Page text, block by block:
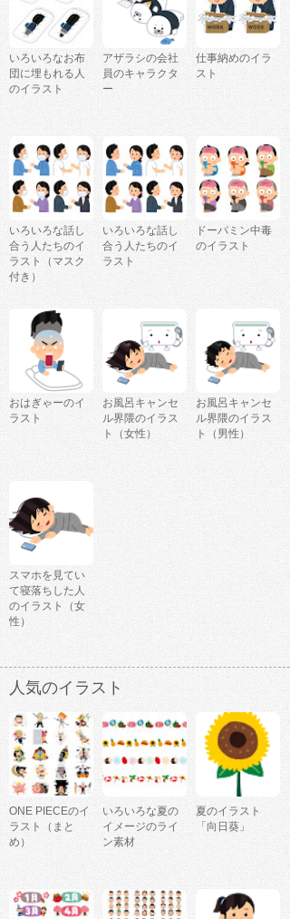
いろいろなお布
団に埋もれる人
のイラスト
アザラシの会社
員のキャラクタ
ー
仕事納めのイラ
スト
いろいろな話し
合う人たちのイ
ラスト（マスク
付き）
いろいろな話し
合う人たちのイ
ラスト
ドーパミン中毒
のイラスト
おはぎゃーのイ
ラスト
お風呂キャンセ
ル界隈のイラス
ト（女性）
お風呂キャンセ
ル界隈のイラス
ト（男性）
スマホを見てい
て寝落ちした人
のイラスト（女
性）
人気のイラスト
ONE PIECEのイ
ラスト（まと
め）
いろいろな夏の
イメージのライ
ン素材
夏のイラスト
「向日葵」